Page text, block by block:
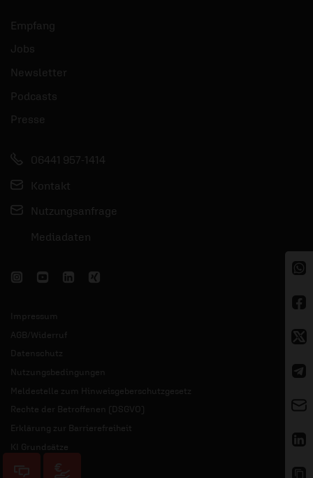
Empfang
Jobs
Newsletter
Podcasts
Presse
06441 957-1414
Kontakt
Nutzungsanfrage
Mediadaten
Impressum
AGB/Widerruf
Datenschutz
Nutzungsbedingungen
Meldestelle zum Hinweisgeberschutzgesetz
Rechte der Betroffenen (DSGVO)
Erklärung zur Barrierefreiheit
KI Grundsätze